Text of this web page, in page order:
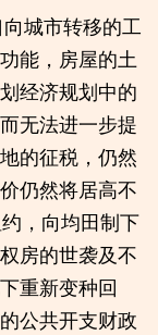
城市转移的工
能，房屋的土
经济规划中的
无法进一步提
的征税，仍然
仍然将居高不
，向均田制下
房的世袭及不
重新变种回
公共开支财政